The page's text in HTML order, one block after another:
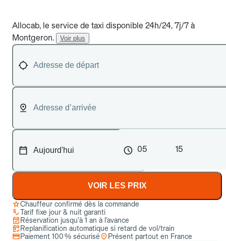
Allocab, le service de taxi disponible 24h/24, 7j/7 à
Montgeron.
Voir plus
05 15
VOIR LES PRIX
Chauffeur confirmé dès la commande
Tarif fixe jour & nuit garanti
Réservation jusqu’à 1 an à l’avance
Replanification automatique si retard de vol/train
Paiement 100 % sécurisé
Présent partout en France